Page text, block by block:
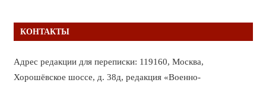
КОНТАКТЫ
Адрес редакции для переписки: 119160, Москва,
Хорошёвское шоссе, д. 38д, редакция «Военно-